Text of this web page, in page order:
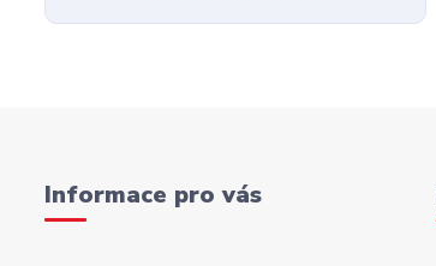
Informace pro vás